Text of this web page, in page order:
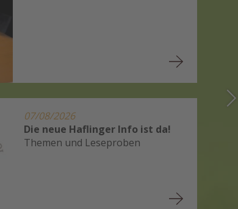
07/08/2026
Die neue Haflinger Info ist da!
Themen und Leseproben